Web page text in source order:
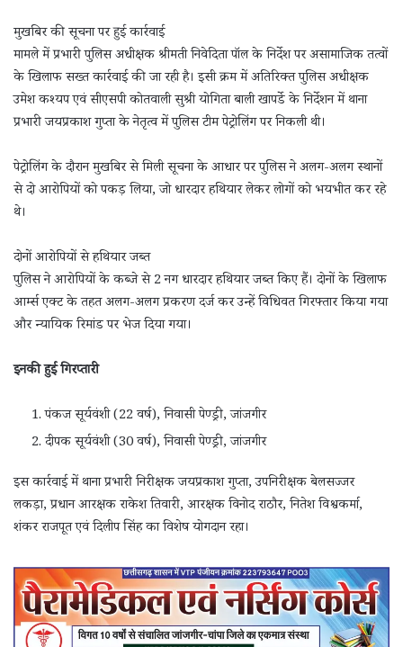
मुखबिर की सूचना पर हुई कार्रवाई
मामले में प्रभारी पुलिस अधीक्षक श्रीमती निवेदिता पॉल के निर्देश पर असामाजिक तत्वों
के खिलाफ सख्त कार्रवाई की जा रही है। इसी क्रम में अतिरिक्त पुलिस अधीक्षक
उमेश कश्यप एवं सीएसपी कोतवाली सुश्री योगिता बाली खापर्डे के निर्देशन में थाना
प्रभारी जयप्रकाश गुप्ता के नेतृत्व में पुलिस टीम पेट्रोलिंग पर निकली थी।
पेट्रोलिंग के दौरान मुखबिर से मिली सूचना के आधार पर पुलिस ने अलग-अलग स्थानों
से दो आरोपियों को पकड़ लिया, जो धारदार हथियार लेकर लोगों को भयभीत कर रहे
थे।
दोनों आरोपियों से हथियार जब्त
पुलिस ने आरोपियों के कब्जे से 2 नग धारदार हथियार जब्त किए हैं। दोनों के खिलाफ
आर्म्स एक्ट के तहत अलग-अलग प्रकरण दर्ज कर उन्हें विधिवत गिरफ्तार किया गया
और न्यायिक रिमांड पर भेज दिया गया।
इनकी हुई गिरप्तारी
पंकज सूर्यवंशी (22 वर्ष), निवासी पेण्ड्री, जांजगीर
दीपक सूर्यवंशी (30 वर्ष), निवासी पेण्ड्री, जांजगीर
इस कार्रवाई में थाना प्रभारी निरीक्षक जयप्रकाश गुप्ता, उपनिरीक्षक बेलसज्जर
लकड़ा, प्रधान आरक्षक राकेश तिवारी, आरक्षक विनोद राठौर, नितेश विश्वकर्मा,
शंकर राजपूत एवं दिलीप सिंह का विशेष योगदान रहा।